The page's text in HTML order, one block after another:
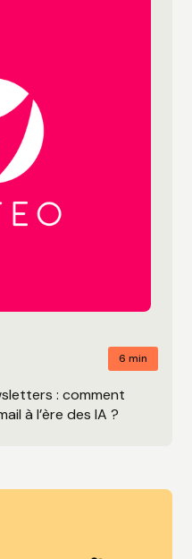
6 min
: comment
à l’ère des IA ?